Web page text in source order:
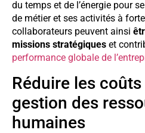
du temps et de l’énergie pour
de métier et ses activités à
collaborateurs peuvent ainsi
missions stratégiques et
performance globale de
Réduire les
gestion des
humaines